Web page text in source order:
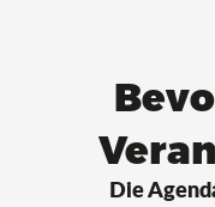
Die